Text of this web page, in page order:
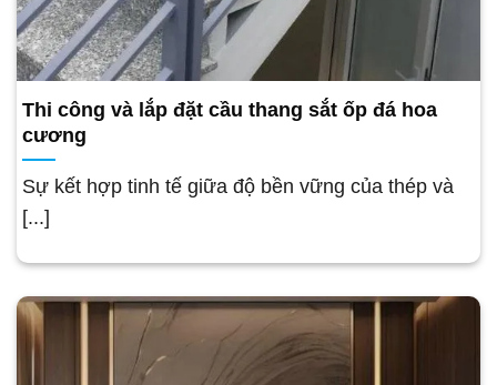
Thi công và lắp đặt cầu thang sắt ốp đá hoa
cương
Sự kết hợp tinh tế giữa độ bền vững của thép và
[...]